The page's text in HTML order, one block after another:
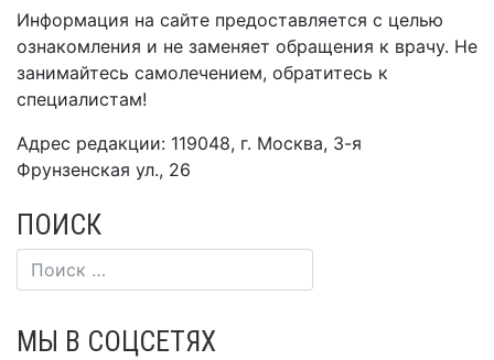
Информация на сайте предоставляется с целью
ознакомления и не заменяет обращения к врачу. Не
занимайтесь самолечением, обратитесь к
специалистам!
Адрес редакции: 119048, г. Москва, 3-я
Фрунзенская ул., 26
ПОИСК
МЫ В СОЦСЕТЯХ